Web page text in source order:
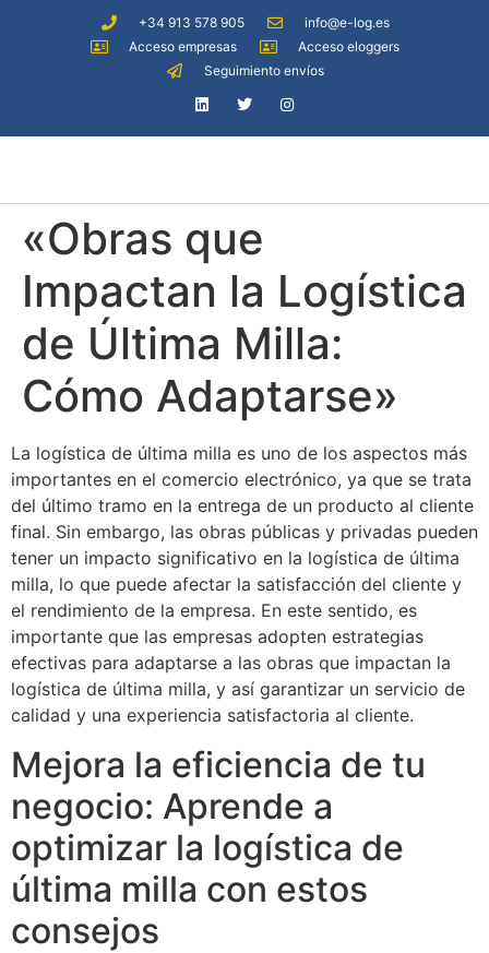
+34 913 578 905
info@e-log.es
Acceso empresas
Acceso eloggers
Seguimiento envíos
«Obras que
Impactan la Logística
de Última Milla:
Cómo Adaptarse»
La logística de última milla es uno de los aspectos más
importantes en el comercio electrónico, ya que se trata
del último tramo en la entrega de un producto al cliente
final. Sin embargo, las obras públicas y privadas pueden
tener un impacto significativo en la logística de última
milla, lo que puede afectar la satisfacción del cliente y
el rendimiento de la empresa. En este sentido, es
importante que las empresas adopten estrategias
efectivas para adaptarse a las obras que impactan la
logística de última milla, y así garantizar un servicio de
calidad y una experiencia satisfactoria al cliente.
Mejora la eficiencia de tu
negocio: Aprende a
optimizar la logística de
última milla con estos
consejos